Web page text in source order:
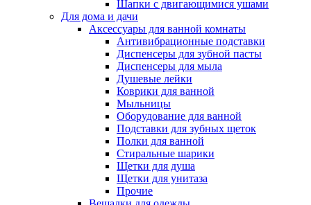
Шапки с двигающимися ушами
Для дома и дачи
Аксессуары для ванной комнаты
Антивибрационные подставки
Диспенсеры для зубной пасты
Диспенсеры для мыла
Душевые лейки
Коврики для ванной
Мыльницы
Оборудование для ванной
Подставки для зубных щеток
Полки для ванной
Стиральные шарики
Щетки для душа
Щетки для унитаза
Прочие